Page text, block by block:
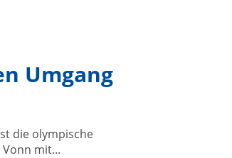
Umgang
die olympische
mit...